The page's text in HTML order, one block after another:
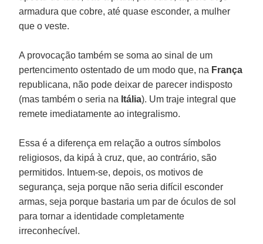
armadura que cobre, até quase esconder, a mulher
que o veste.
A provocação também se soma ao sinal de um
pertencimento ostentado de um modo que, na França
republicana, não pode deixar de parecer indisposto
(mas também o seria na Itália). Um traje integral que
remete imediatamente ao integralismo.
Essa é a diferença em relação a outros símbolos
religiosos, da kipá à cruz, que, ao contrário, são
permitidos. Intuem-se, depois, os motivos de
segurança, seja porque não seria difícil esconder
armas, seja porque bastaria um par de óculos de sol
para tornar a identidade completamente
irreconhecível.